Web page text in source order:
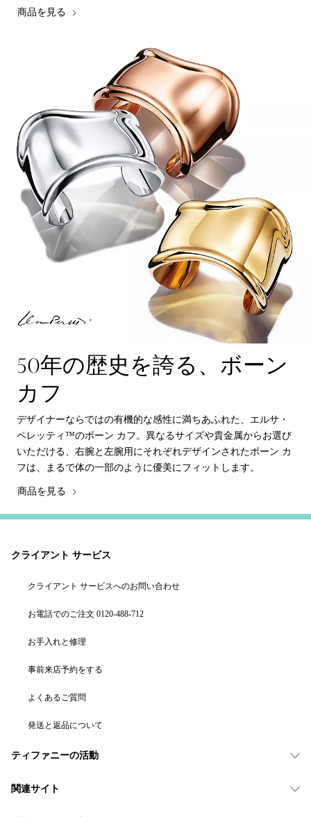
商品を見る
50年の歴史を誇る、ボーン
カフ
デザイナーならではの有機的な感性に満ちあふれた、エルサ・
ペレッティ™のボーン カフ。異なるサイズや貴金属からお選び
いただける、右腕と左腕用にそれぞれデザインされたボーン カ
フは、まるで体の一部のように優美にフィットします。
商品を見る
クライアント サービス
クライアント サービスへのお問い合わせ
お電話でのご注文 0120-488-712
お手入れと修理
事前来店予約をする
よくあるご質問
発送と返品について
ティファニーの活動
関連サイト